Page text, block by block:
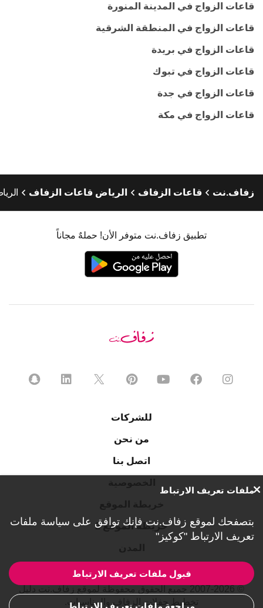
قاعات الزواج في المدينة المنورة
قاعات الزواج في المنطقة الشرقية
قاعات الزواج في بريدة
قاعات الزواج في تبوك
قاعات الزواج في جدة
قاعات الزواج في مكة
زفاف.نت قاعات الزفاف الرياض قاعات الزفاف
تطبيق زفاف.نت متوفر الأن! حملهٌ مجاناً
للشركات
من نحن
اتصل بنا
خريطة الموقع 2
تخطيط حفلات الزفاف والمناسبات.
ملفات تعريف الارتباط
بتصفحك لموقع زفاف.نت فإنك توافق على سياسة ملفات
تعريف الارتباط "كوكيز"
قبول ملفات تعريف الارتباط
مراجعة ملفات تعريف الارتباط